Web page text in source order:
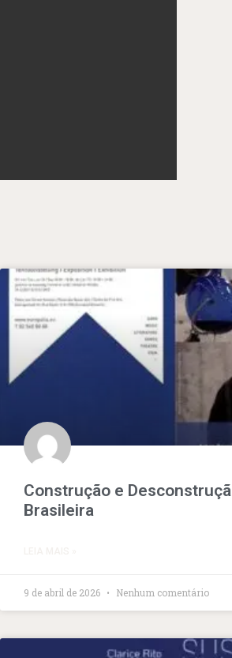
Construção e
Brasileira
9 de abril de 2026 Nenhum comentário